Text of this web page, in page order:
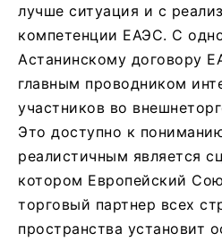
лучше ситуация и с
компетенции ЕАЭС. С
Астанинскому договору
главным проводником
участников во
Это доступно к
реалистичным является
котором Европейский
торговый партнер всех
пространства установит